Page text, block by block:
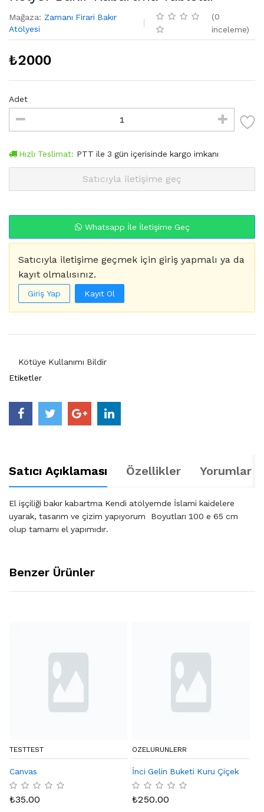
Mağaza: Zamanı Firari Bakır
Atölyesi
(0
inceleme)
₺2000
Adet
Hızlı Teslimat: PTT ile 3 gün içerisinde kargo imkanı
Satıcıyla iletişime geç
Whatsapp İle İletişime Geç
Satıcıyla iletişime geçmek için giriş yapmalı ya da
kayıt olmalısınız.
Giriş Yap Kayıt Ol
Kötüye Kullanımı Bildir
Etiketler
Satıcı Açıklaması Özellikler Yorumlar
El işçiliği bakır kabartma Kendi atölyemde İslami kaidelere
uyarak, tasarım ve çizim yapıyorum Boyutları 100 e 65 cm
olup tamamı el yapımıdır.
Benzer Ürünler
TESTTEST
Canvas
₺35.00
OZELURUNLERR
İnci Gelin Buketi Kuru Çiçek
₺250.00